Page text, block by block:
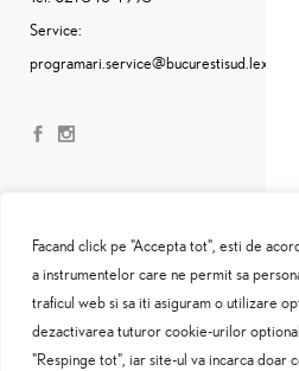
Facand click pe "Accepta tot", esti de
a instrumentelor care ne permit sa
traficul web si sa iti asiguram o utilizare
dezactivarea tuturor cookie-urilor
"Respinge tot", iar site-ul va incarca doar
Service:
programari.service@bucurestisud.lexus.ro
Oferte service